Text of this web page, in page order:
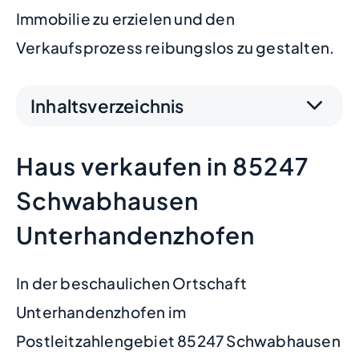
Immobilie zu erzielen und den
Verkaufsprozess reibungslos zu gestalten.
Inhaltsverzeichnis
Haus verkaufen in 85247
Schwabhausen
Unterhandenzhofen
In der beschaulichen Ortschaft
Unterhandenzhofen im
Postleitzahlengebiet 85247 Schwabhausen